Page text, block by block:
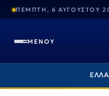
ΠΕΜΠΤΗ, 6 ΑΥΓΟΥΣΤΟΥ
ΜΕΝΟΥ